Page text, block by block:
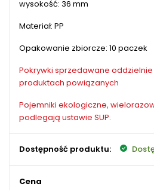
wysokość: 36 mm
Materiał: PP
Opakowanie zbiorcze: 10 paczek
Pokrywki sprzedawane
produktach powiązanych
Pojemniki ekologiczne,
podlegają ustawie SUP.
Dostępność produktu:
Cena